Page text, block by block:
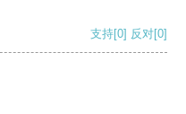
支持[0] 反对[0]